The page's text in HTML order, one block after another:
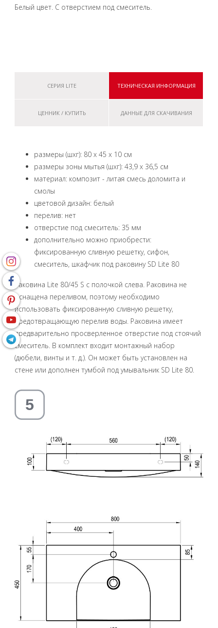
Белый цвет. С отверстием под смеситель.
СЕРИЯ LITE ТЕХНИЧЕСКАЯ ИНФОРМАЦИЯ
ЦЕННИК / КУПИТЬ ДАННЫЕ ДЛЯ СКАЧИВАНИЯ
размеры (шxг): 80 x 45 x 10 см
размеры зоны мытья (шxг): 43,9 x 36,5 см
материал: композит - литая смесь доломита и
смолы
цветовой дизайн: белый
перелив: нет
oтверстие под смеситель: 35 мм
дополнительно можно приобрести:
фиксированную сливную решетку, сифон,
смеситель, шкафчик под раковину SD Lite 80
Раковина Lite 80/45 S с полочкой слева. Раковина не
оснащена переливом, поэтому необходимо
использовать фиксированную сливную решетку,
предотвращающую перелив воды. Раковина имеет
предварительно просверленное отверстие под стоячий
смеситель. В комплект входит монтажный набор
(дюбели, винты и т. д.). Он может быть установлен на
стене или дополнен тумбой под умывальник SD Lite 80.